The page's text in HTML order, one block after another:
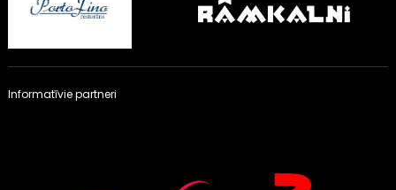
Informatīvie partneri